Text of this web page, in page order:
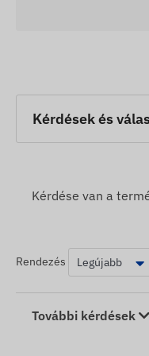
Kérdések és
Kérdése van a
Rendezés
További kérdések